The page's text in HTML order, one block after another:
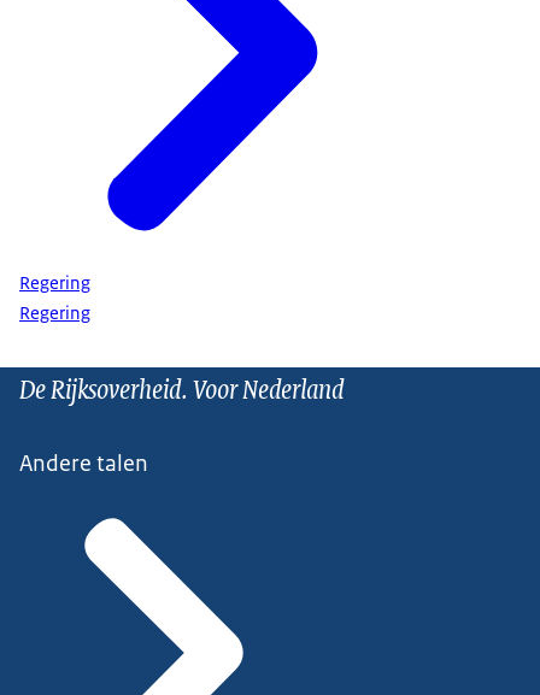
school én om mee te kunnen doen in de
samenleving, is het essentieel dat alle leerlingen
goed kunnen lezen, schrijven en rekenen. Te veel
leerlingen kunnen dat niet meer. Staatssecretaris
Paul werkt hard aan de herziening van het
curriculum op scholen, dus heel concreet gaat het
dan over wat leerlingen moeten kennen en
kunnen. De staatssecretaris zal het wetsvoorstel nu
Na afloop van deze persconferentie ontvang ik de
António Costa voor een eerste kennismaking.
Vanaf 1 december neemt hij het stokje over van
groot deel in het teken van Europese
de bijeenkomst met de Gulf Cooperation Council,
donderdag en vrijdag is de Europese Raad van
Regeringsleiders, en natuurlijk ook het
voorafgaande Kamerdebat. Daar staan onder
meer migratie, de oorlog in Oekraïne en de situatie
in het Midden-Oosten op de agenda. Omdat ik die
Regering
Regering
De Rijksoverheid. Voor Nederland
Andere talen